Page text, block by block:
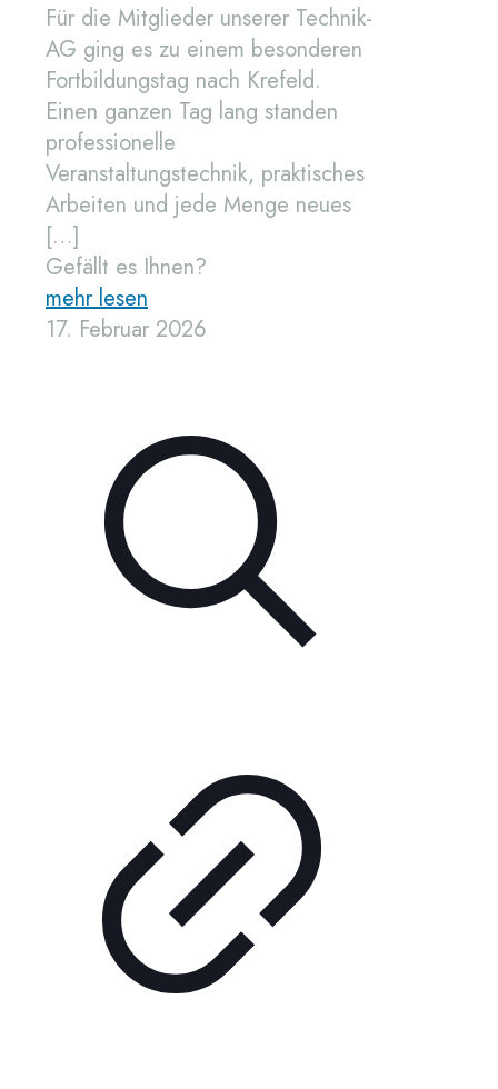
Für die Mitglieder unserer Technik-
AG ging es zu einem besonderen
Fortbildungstag nach Krefeld.
Einen ganzen Tag lang standen
professionelle
Veranstaltungstechnik, praktisches
Arbeiten und jede Menge neues
[…]
Gefällt es Ihnen?
mehr lesen
17. Februar 2026